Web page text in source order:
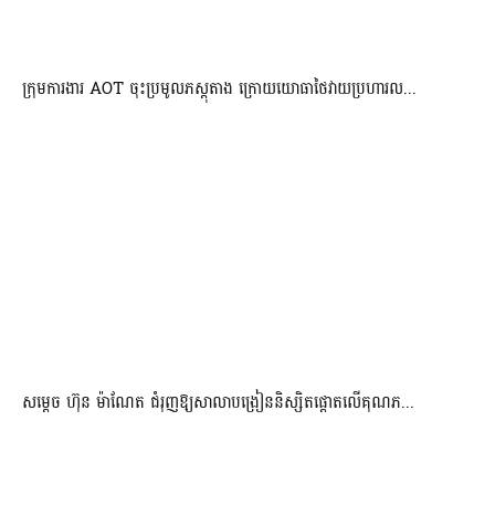
ក្រុមការងារ AOT ចុះប្រមូលភស្តុតាង ក្រោយយោធាថៃវាយប្រហារល...
សម្តេច ហ៊ុន ម៉ាណែត ជំរុញឱ្យសាលាបង្រៀននិស្សិតផ្តោតលើគុណភ...